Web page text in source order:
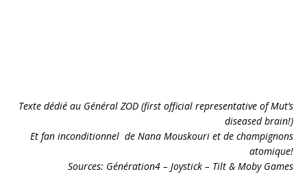
Texte dédié au Général ZOD (first official representative of Mut’s
diseased brain!)
Et fan inconditionnel de Nana Mouskouri et de champignons
atomique!
Sources: Génération4 – Joystick – Tilt & Moby Games